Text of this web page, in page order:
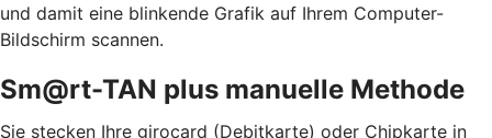
und damit eine blinkende Grafik auf Ihrem Computer-
Bildschirm scannen.
Sm@rt-TAN plus manuelle Methode
Sie stecken Ihre girocard (Debitkarte) oder Chipkarte in